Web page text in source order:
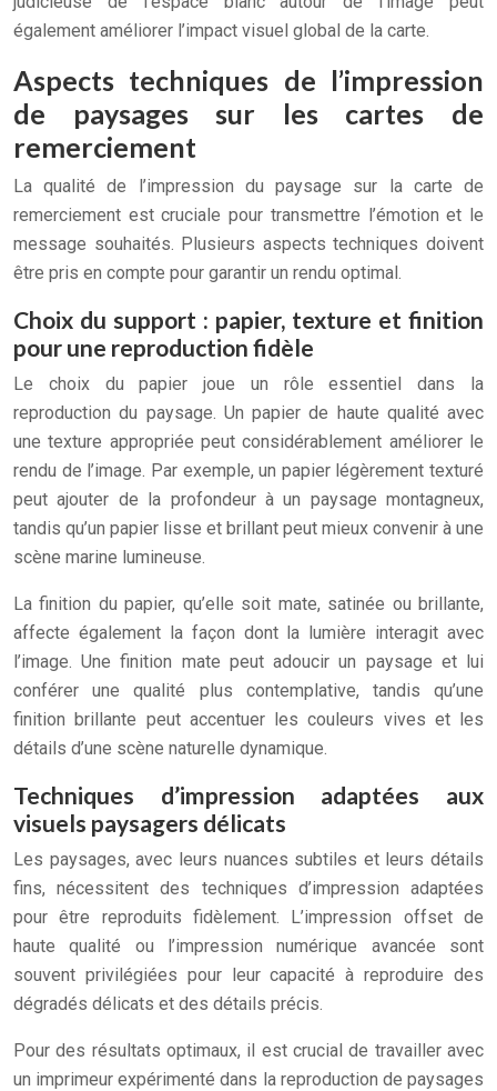
également améliorer l’impact visuel global de la carte.
Aspects techniques de l’impression
de paysages sur les cartes de
remerciement
La qualité de l’impression du paysage sur la carte de
remerciement est cruciale pour transmettre l’émotion et le
message souhaités. Plusieurs aspects techniques doivent
être pris en compte pour garantir un rendu optimal.
Choix du support : papier, texture et finition
pour une reproduction fidèle
Le choix du papier joue un rôle essentiel dans la
reproduction du paysage. Un papier de haute qualité avec
une texture appropriée peut considérablement améliorer le
rendu de l’image. Par exemple, un papier légèrement texturé
peut ajouter de la profondeur à un paysage montagneux,
tandis qu’un papier lisse et brillant peut mieux convenir à une
scène marine lumineuse.
La finition du papier, qu’elle soit mate, satinée ou brillante,
affecte également la façon dont la lumière interagit avec
l’image. Une finition mate peut adoucir un paysage et lui
conférer une qualité plus contemplative, tandis qu’une
finition brillante peut accentuer les couleurs vives et les
détails d’une scène naturelle dynamique.
Techniques d’impression adaptées aux
visuels paysagers délicats
Les paysages, avec leurs nuances subtiles et leurs détails
fins, nécessitent des techniques d’impression adaptées
pour être reproduits fidèlement. L’impression offset de
haute qualité ou l’impression numérique avancée sont
souvent privilégiées pour leur capacité à reproduire des
dégradés délicats et des détails précis.
Pour des résultats optimaux, il est crucial de travailler avec
un imprimeur expérimenté dans la reproduction de paysages